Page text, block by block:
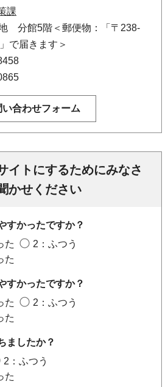
課
分館5階＜郵便物：「〒238-
で届きます＞
イトにするためにみなさ
かせください
すかったですか？
た
2：ふつう
た
すかったですか？
た
2：ふつう
た
ましたか？
2：ふつう
た